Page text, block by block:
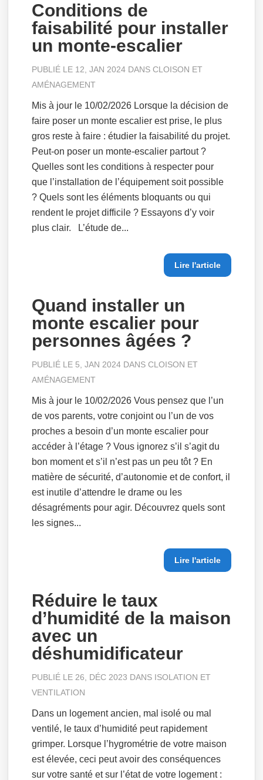
Conditions de
faisabilité pour installer
un monte-escalier
PUBLIÉ LE 12, JAN 2024 DANSCLOISON ET
AMÉNAGEMENT
Mis à jour le 10/02/2026 Lorsque la décision de
faire poser un monte escalier est prise, le plus
gros reste à faire : étudier la faisabilité du projet.
Peut-on poser un monte-escalier partout ?
Quelles sont les conditions à respecter pour
que l’installation de l’équipement soit possible
? Quels sont les éléments bloquants ou qui
rendent le projet difficile ? Essayons d’y voir
plus clair. L’étude de...
Lire l'article
Quand installer un
monte escalier pour
personnes âgées ?
PUBLIÉ LE 5, JAN 2024 DANSCLOISON ET
AMÉNAGEMENT
Mis à jour le 10/02/2026 Vous pensez que l’un
de vos parents, votre conjoint ou l’un de vos
proches a besoin d’un monte escalier pour
accéder à l’étage ? Vous ignorez s’il s’agit du
bon moment et s’il n’est pas un peu tôt ? En
matière de sécurité, d’autonomie et de confort, il
est inutile d’attendre le drame ou les
désagréments pour agir. Découvrez quels sont
les signes...
Lire l'article
Réduire le taux
d’humidité de la maison
avec un
déshumidificateur
PUBLIÉ LE 26, DÉC 2023 DANS ISOLATION ET
VENTILATION
Dans un logement ancien, mal isolé ou mal
ventilé, le taux d’humidité peut rapidement
grimper. Lorsque l’hygrométrie de votre maison
est élevée, ceci peut avoir des conséquences
sur votre santé et sur l’état de votre logement :